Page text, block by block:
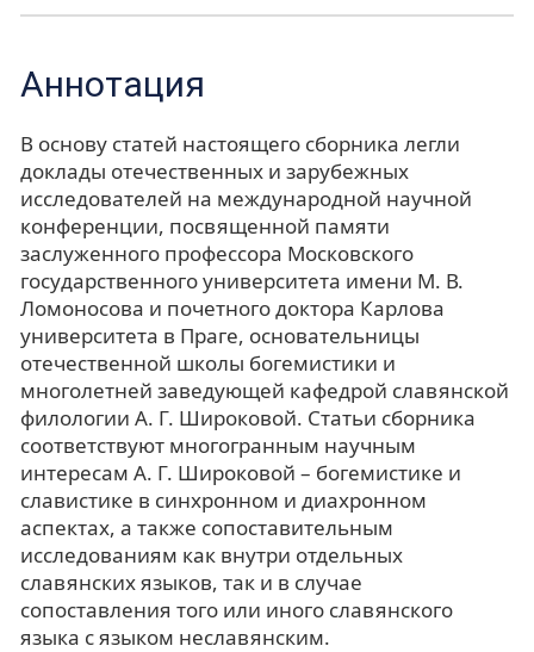
Аннотация
В основу статей настоящего сборника легли
доклады отечественных и зарубежных
исследователей на международной научной
конференции, посвященной памяти
заслуженного профессора Московского
государственного университета имени М. В.
Ломоносова и почетного доктора Карлова
университета в Праге, основательницы
отечественной школы богемистики и
многолетней заведующей кафедрой славянской
филологии А. Г. Широковой. Статьи сборника
соответствуют многогранным научным
интересам А. Г. Широковой – богемистике и
славистике в синхронном и диахронном
аспектах, а также сопоставительным
исследованиям как внутри отдельных
славянских языков, так и в случае
сопоставления того или иного славянского
языка с языком неславянским.